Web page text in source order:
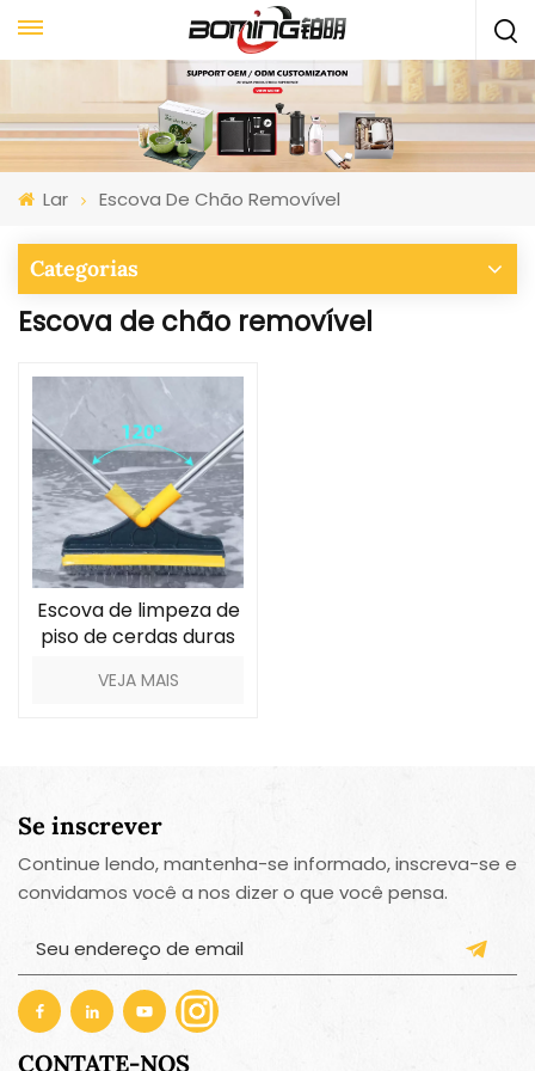
Lar Escova De Chão Removível
Categorias
Escova de chão removível
Escova de limpeza de
piso de cerdas duras
VEJA MAIS
Se inscrever
Continue lendo, mantenha-se informado, inscreva-se e
convidamos você a nos dizer o que você pensa.
CONTATE-NOS